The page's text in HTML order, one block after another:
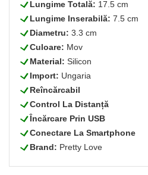
LLungime Totală: 17.5 cm
LLungime Inserabilă: 7.5 cm
LDiametru: 3.3 cm
LCuloare: Mov
LMaterial: Silicon
LImport: Ungaria
LReîncărcabil
LControl La Distanță
LÎncărcare Prin USB
LConectare La Smartphone
LBrand: Pretty Love